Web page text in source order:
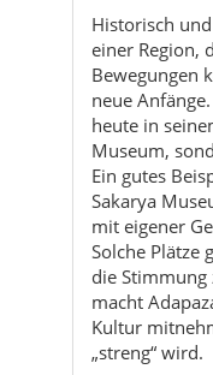
Historisch
einer Region,
Bewegungen
neue
heute in
Museum,
Ein gutes
Sakarya
mit eigener
Solche Plätze
die Stimmung
macht
Kultur
„streng“ wird.